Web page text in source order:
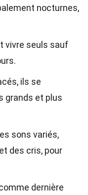
nocturnes,
vivre seuls sauf
ils se
grands et plus
sons variés,
des cris, pour
dernière